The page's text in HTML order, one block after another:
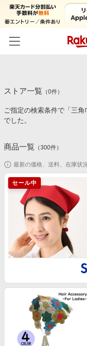
カテゴリー一覧
百貨店・総合ECモール
食品・スイーツ・お酒
コスメ・健康・医薬品
キッズ・ベビー用品
家電・PC・スマホ・カメラ
エンタメ
スポーツ・アウトドア・
インテリア・寝具
旅行・レジャー・ホテル
生活・お役立ち
金融・マネー・保険
デジタルコンテンツ
イベント一覧
初回購入者限定特典
対象ストア新規限定特典
新着ストアのご紹介
電子書籍特集
楽天ペイ導入ストア
楽天サービス特集
旅行特集
わくわく夏特集
Apple公式サイト×楽天カ
Qoo10メガポ
Samsung ボーナスキャ
週末の高還元 夏の長期版
楽天IDでログイン/会員
ストア一覧 （0件）
ご指定の検索条件で「三
でした。
商品一覧 （300件）
最新の価格、送料、在庫状
セール中